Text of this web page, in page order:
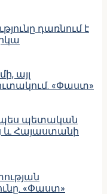
դառնում է
այլ
«Փաստ»
պետական
և Հայաստանի
«Փաստ»